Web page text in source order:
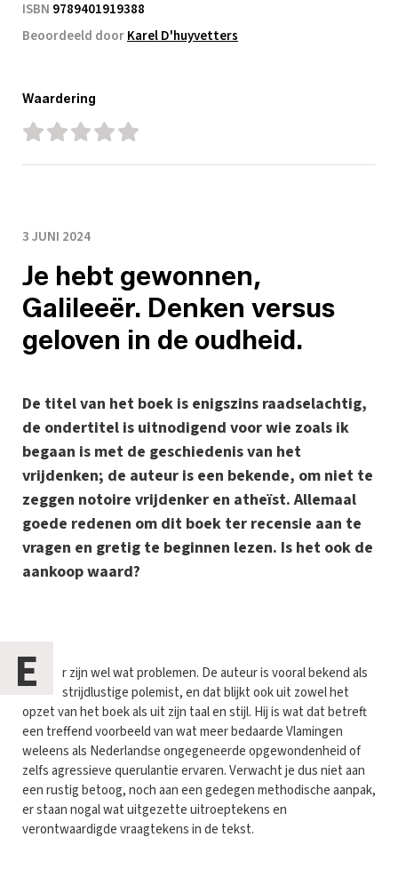
ISBN 9789401919388
Beoordeeld doorKarel D'huyvetters
Waardering
3 JUNI 2024
Je hebt gewonnen,
Galileeër. Denken versus
geloven in de oudheid.
De titel van het boek is enigszins raadselachtig,
de ondertitel is uitnodigend voor wie zoals ik
begaan is met de geschiedenis van het
vrijdenken; de auteur is een bekende, om niet te
zeggen notoire vrijdenker en atheïst. Allemaal
goede redenen om dit boek ter recensie aan te
vragen en gretig te beginnen lezen. Is het ook de
aankoop waard?
E
r zijn wel wat problemen. De auteur is vooral bekend als
strijdlustige polemist, en dat blijkt ook uit zowel het
opzet van het boek als uit zijn taal en stijl. Hij is wat dat betreft
een treffend voorbeeld van wat meer bedaarde Vlamingen
weleens als Nederlandse ongegeneerde opgewondenheid of
zelfs agressieve querulantie ervaren. Verwacht je dus niet aan
een rustig betoog, noch aan een gedegen methodische aanpak,
er staan nogal wat uitgezette uitroeptekens en
verontwaardigde vraagtekens in de tekst.